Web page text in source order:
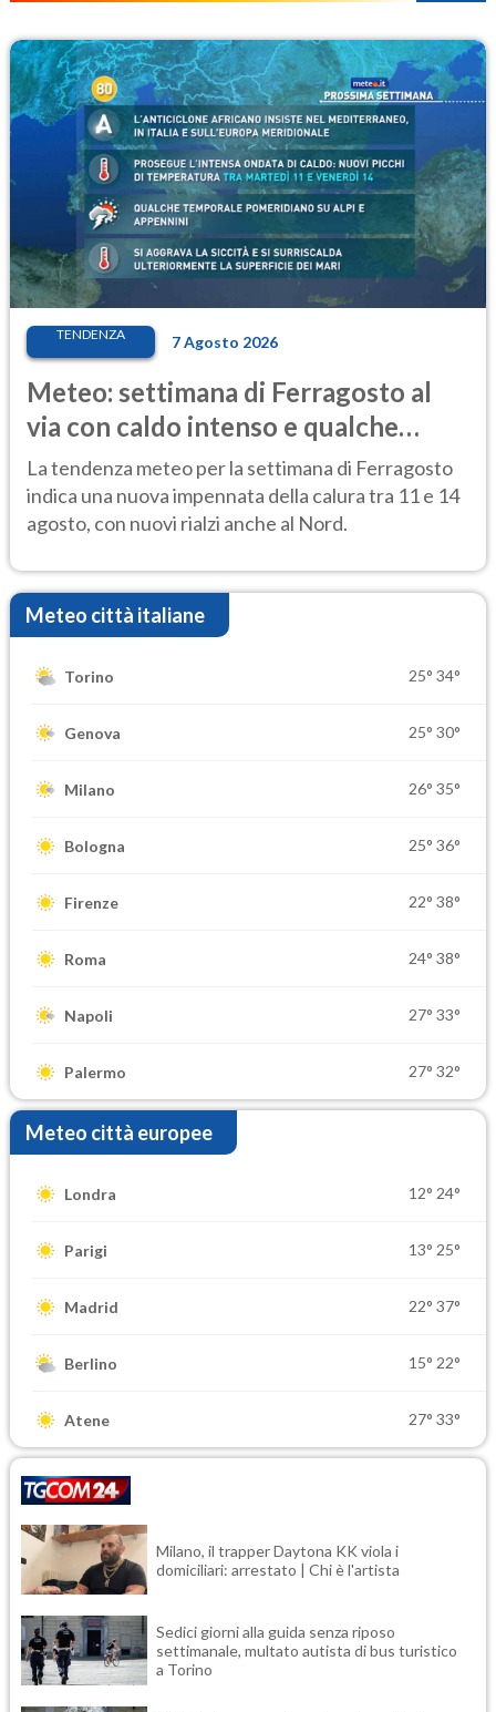
TENDENZA 7 Agosto 2026
Meteo: settimana di Ferragosto al
via con caldo intenso e qualche
temporale
La tendenza meteo per la settimana di Ferragosto
indica una nuova impennata della calura tra 11 e 14
agosto, con nuovi rialzi anche al Nord.
Meteo città italiane
Torino 25° 34°
Genova 25° 30°
Milano 26° 35°
Bologna 25° 36°
Firenze 22° 38°
Roma 24° 38°
Napoli 27° 33°
Palermo 27° 32°
Meteo città europee
Londra 12° 24°
Parigi 13° 25°
Madrid 22° 37°
Berlino 15° 22°
Atene 27° 33°
Milano, il trapper Daytona KK viola i
domiciliari: arrestato | Chi è l'artista
Sedici giorni alla guida senza riposo
settimanale, multato autista di bus turistico
a Torino